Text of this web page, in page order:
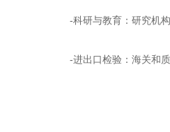
-科研与教育：研究机构
-进出口检验：海关和质